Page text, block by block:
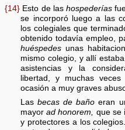
{14} Esto de lashospederías
se incorporó luego a las
los colegiales que
obtenido todavía empleo,
huéspedes unas
mismo colegio, y allí
asistencias y la
libertad, y muchas
ocasión a muy graves
Lasbecas de baño eran
mayorad honorem, que se
y protectores a los